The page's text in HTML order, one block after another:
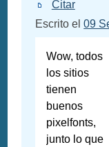
Citar
Escrito el09
Wow, todos
los sitios
tienen
buenos
pixelfonts,
junto lo que